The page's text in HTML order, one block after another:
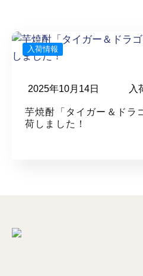
入荷情報
2025年10月14日 入
芋焼酎「タイガー＆ドラ
荷しました！